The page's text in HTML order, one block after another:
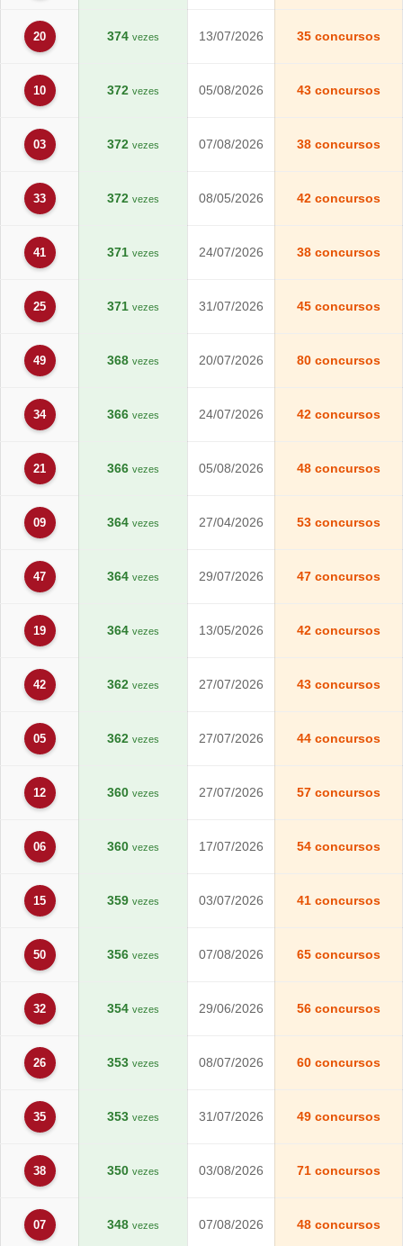
20 374 vezes 13/07/2026 35 concursos
10 372 vezes 05/08/2026 43 concursos
03 372 vezes 07/08/2026 38 concursos
33 372 vezes 08/05/2026 42 concursos
41 371 vezes 24/07/2026 38 concursos
25 371 vezes 31/07/2026 45 concursos
49 368 vezes 20/07/2026 80 concursos
34 366 vezes 24/07/2026 42 concursos
21 366 vezes 05/08/2026 48 concursos
09 364 vezes 27/04/2026 53 concursos
47 364 vezes 29/07/2026 47 concursos
19 364 vezes 13/05/2026 42 concursos
42 362 vezes 27/07/2026 43 concursos
05 362 vezes 27/07/2026 44 concursos
12 360 vezes 27/07/2026 57 concursos
06 360 vezes 17/07/2026 54 concursos
15 359 vezes 03/07/2026 41 concursos
50 356 vezes 07/08/2026 65 concursos
32 354 vezes 29/06/2026 56 concursos
26 353 vezes 08/07/2026 60 concursos
35 353 vezes 31/07/2026 49 concursos
38 350 vezes 03/08/2026 71 concursos
07 348 vezes 07/08/2026 48 concursos